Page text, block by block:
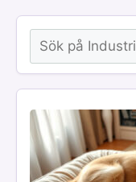
Sök